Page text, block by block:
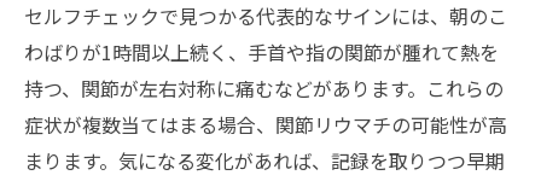
セルフチェックで見つかる代表的なサインには、朝のこ
わばりが1時間以上続く、手首や指の関節が腫れて熱を
持つ、関節が左右対称に痛むなどがあります。これらの
症状が複数当てはまる場合、関節リウマチの可能性が高
まります。気になる変化があれば、記録を取りつつ早期